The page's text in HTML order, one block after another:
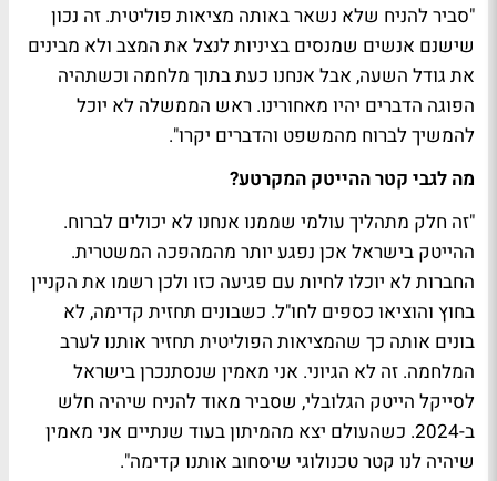
"סביר להניח שלא נשאר באותה מציאות פוליטית. זה נכון
שישנם אנשים שמנסים בציניות לנצל את המצב ולא מבינים
את גודל השעה, אבל אנחנו כעת בתוך מלחמה וכשתהיה
הפוגה הדברים יהיו מאחורינו. ראש הממשלה לא יוכל
להמשיך לברוח מהמשפט והדברים יקרו".
מה לגבי קטר ההייטק המקרטע?
"זה חלק מתהליך עולמי שממנו אנחנו לא יכולים לברוח.
ההייטק בישראל אכן נפגע יותר מהמהפכה המשטרית.
החברות לא יוכלו לחיות עם פגיעה כזו ולכן רשמו את הקניין
בחוץ והוציאו כספים לחו"ל. כשבונים תחזית קדימה, לא
בונים אותה כך שהמציאות הפוליטית תחזיר אותנו לערב
המלחמה. זה לא הגיוני. אני מאמין שנסתנכרן בישראל
לסייקל הייטק הגלובלי, שסביר מאוד להניח שיהיה חלש
ב-2024. כשהעולם יצא מהמיתון בעוד שנתיים אני מאמין
שיהיה לנו קטר טכנולוגי שיסחוב אותנו קדימה".